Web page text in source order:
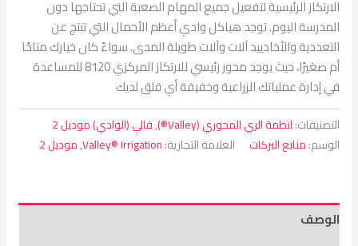
الارتكاز الرئيسية لتفعيل جميع المهام الصعبة التي تحتاجها دون
المدرسة اليوم. توجد هياكل وادي أعظم الأحمال التي تنتج عن
التعددية والأخادييد آلات وآلات طويلة المدى. سواءً كان خيارك متاحًا
أم صغيرًا، حيث يوجد محور رئيسي للارتكاز المركزي 8120 للمساعدة
في إدارة عملياتك الزراعية وخفيفة أي قلق لديك
التصنيفات:انظمة الري المحوري (Valley®) ,فالي (الوادي) موديل 2
الوسم:منابع البركات العلامة التجارية:Valley® Irrigation
,موديل 2
الوصف